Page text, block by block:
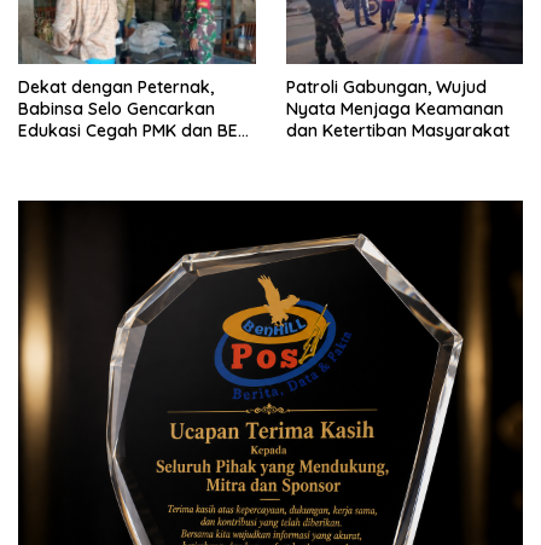
Dekat dengan Peternak,
Babinsa Selo Gencarkan
Edukasi Cegah PMK dan BEF
Patroli Gabungan, Wujud
Nyata Menjaga Keamanan
dan Ketertiban Masyarakat